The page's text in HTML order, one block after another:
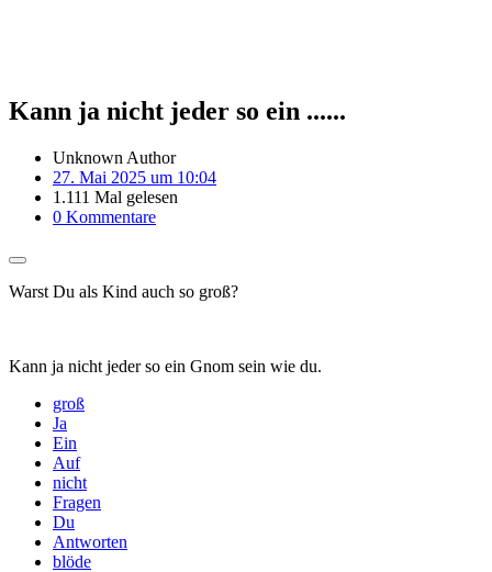
Kann ja nicht jeder so ein ......
Unknown Author
27. Mai 2025 um 10:04
1.111 Mal gelesen
0 Kommentare
Warst Du als Kind auch so groß?
Kann ja nicht jeder so ein Gnom sein wie du.
groß
Ja
Ein
Auf
nicht
Fragen
Du
Antworten
blöde